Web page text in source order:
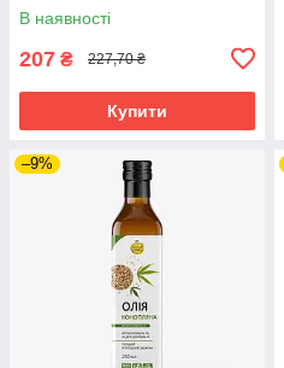
В наявності
207 ₴ 227,70 ₴
Купити
–9%